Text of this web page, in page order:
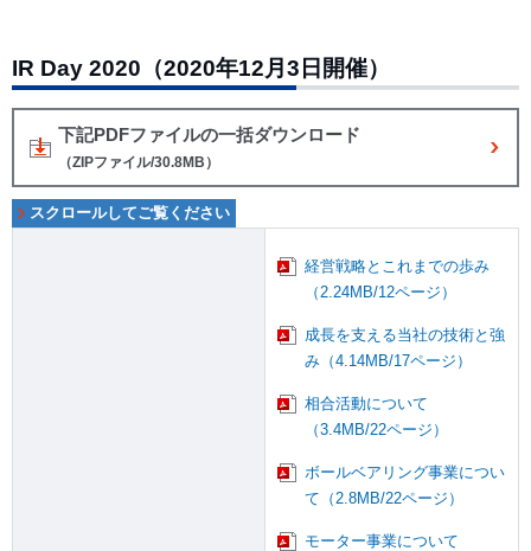
IR Day 2020（2020年12月3日開催）
下記PDFファイルの一括ダウンロード
（ZIPファイル/30.8MB）
経営戦略とこれまでの歩み
（2.24MB/12ページ）
成長を支える当社の技術と強
み（4.14MB/17ページ）
相合活動について
（3.4MB/22ページ）
ボールベアリング事業につい
て（2.8MB/22ページ）
モーター事業について